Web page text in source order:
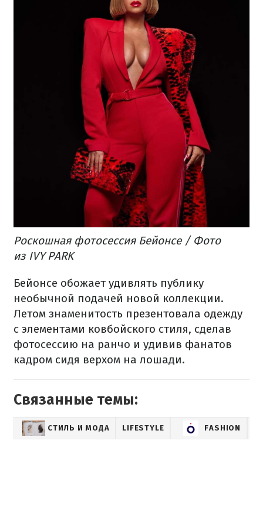
Роскошная фотосессия Бейонсе / Фото
из IVY PARK
Бейонсе обожает удивлять публику
необычной подачей новой коллекции.
Летом знаменитость презентовала одежду
с элементами ковбойского стиля, сделав
фотосессию на ранчо и удивив фанатов
кадром сидя верхом на лошади.
Связанные темы:
СТИЛЬ И МОДА LIFESTYLE FASHION